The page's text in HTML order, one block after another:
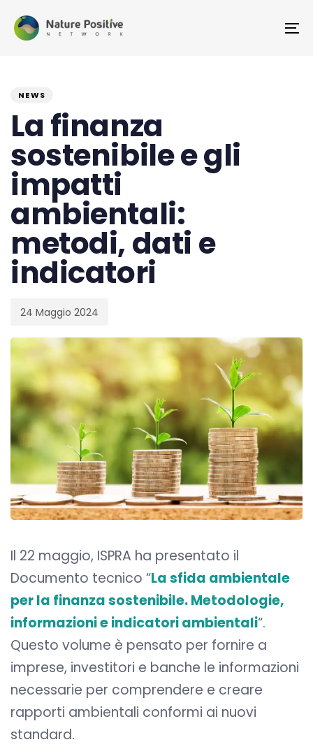
links
content
NEWS
La finanza
sostenibile e gli
impatti
ambientali:
metodi, dati e
indicatori
24 Maggio 2024
Il 22 maggio, ISPRA ha presentato il
Documento tecnico “La sfida ambientale
per la finanza sostenibile. Metodologie,
informazioni e indicatori ambientali“.
Questo volume è pensato per fornire a
imprese, investitori e banche le informazioni
necessarie per comprendere e creare
rapporti ambientali conformi ai nuovi
standard.